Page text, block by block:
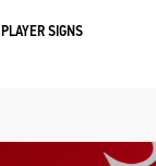
SIGNS